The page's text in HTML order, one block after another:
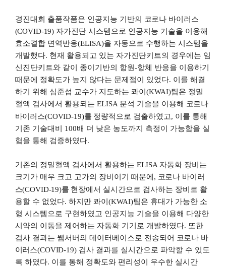
경진대회 출품작품은 인공지능 기반의 코로나 바이러스
(COVID-19) 자가진단 시스템으로 인공지능 기술을 이용해
효소결합 면역반응(ELISA)을 자동으로 수행하는 시스템을
개발했다. 현재 활용되고 있는 자가진단키트의 경우에는 임
신진단키트와 같이 종이기반의 항원-항체 반응을 이용하기
때문에 정확도가 높지 않다는 문제점이 있었다. 이를 해결
하기 위해 심준섭 교수가 지도하는 콰이 (KWAI)팀은 정밀
혈액 검사에서 활용되는 ELISA 분석 기술을 이용해 코로나
바이러스(COVID-19)를 정량적으로 검출하였고, 이를 통해
기존 기술대비 100배 더 낮은 농도까지 측정이 가능함을 실
험을 통해 검증하였다.
기존의 정밀혈액 검사에서 활용하는 ELISA 자동화 장비는
크기가 매우 크고 고가의 장비이기 때문에 , 코로나 바이러
스(COVID-19)를 현장에서 실시간으로 검사하는 장비로 활
용할 수 없었다. 하지만 콰이 (KWAI)팀은 휴대가 가능한 소
형 시스템으로 구현하였고 인공지능 기술을 이용해 다양한
시약의 이동을 제어하는 자동화 기기로 개발하였다. 또한
검사 결과는 웹서버의 데이터베이스로 전송되어 코로나 바
이러스(COVID-19) 검사 결과를 실시간으로 파악할 수 있도
록 하였다. 이를 통해 정확도와 편리성이 우수한 실시간